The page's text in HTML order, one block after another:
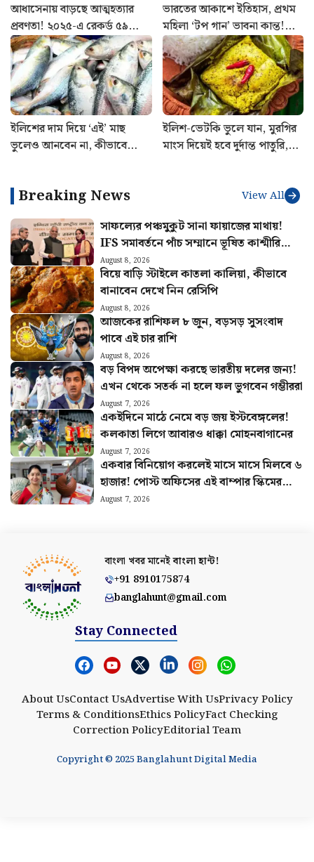
আধাসেনায় বাড়ছে আত্মহত্যার
প্রবণতা! ২০২৫-এ রেকর্ড ৫৯
CRPF জওয়ানের মৃত্যু, প্রকাশ্যে
রিপোর্ট
ভারতের আকাশে ইতিহাস, প্রথম
মহিলা ‘টপ গান’ ভাবনা কান্ত!
যুদ্ধকৌশলে নতুন মাইলফলক
বায়ুসেনার
ইলিশের দাম দিয়ে ‘এই’ মাছ
ভুলেও আনবেন না, কীভাবে
ইলিশ-ভেটকি ভুলে যান, মুরগির
মাংস দিয়েই হবে দুর্দান্ত পাতুরি,
Breaking News View All
সাফল্যের পঞ্চমুকুট সানা ফায়াজের মাথায়!
IFS সমাবর্তনে পাঁচ সম্মানে ভূষিত কাশ্মীরি
কন্যা
August 8, 2026
বিয়ে বাড়ি স্টাইলে কাতলা কালিয়া, কীভাবে
বানাবেন দেখে নিন রেসিপি
August 8, 2026
আজকের রাশিফল ৮ জুন, বড়সড় সুসংবাদ
পাবে এই চার রাশি
August 8, 2026
বড় বিপদ অপেক্ষা করছে ভারতীয় দলের জন্য!
এখন থেকে সতর্ক না হলে ফল ভুগবেন গম্ভীররা
August 7, 2026
একইদিনে মাঠে নেমে বড় জয় ইস্টবেঙ্গলের!
কলকাতা লিগে আবারও ধাক্কা মোহনবাগানের
August 7, 2026
একবার বিনিয়োগ করলেই মাসে মাসে মিলবে ৬
হাজার! পোস্ট অফিসের এই বাম্পার স্কিমের
হিসাব বুঝুন
August 7, 2026
বাংলা খবর মানেইবাংলা হান্ট!
+91 8910175874
banglahunt@gmail.com
Stay Connected
About UsContact UsAdvertise With UsPrivacy Policy
Terms & ConditionsEthics PolicyFact Checking
Correction PolicyEditorial Team
Copyright © 2025 Banglahunt Digital Media